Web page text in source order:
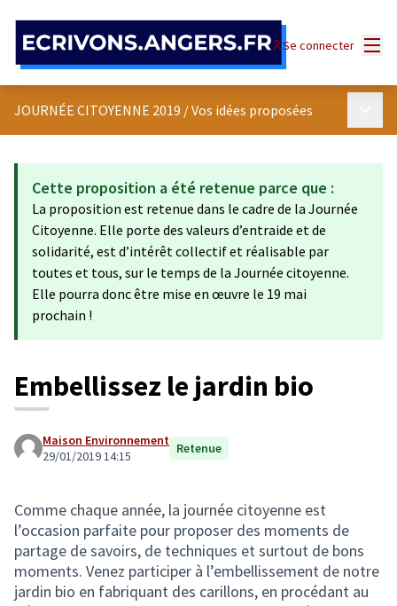
Se connecter
JOURNÉE CITOYENNE 2019 /Vos idées proposées
Cette proposition a été retenue parce que :
La proposition est retenue dans le cadre de la Journée
Citoyenne. Elle porte des valeurs d’entraide et de
solidarité, est d’intérêt collectif et réalisable par
toutes et tous, sur le temps de la Journée citoyenne.
Elle pourra donc être mise en œuvre le 19 mai
prochain !
Embellissez le jardin bio
Maison Environnement
29/01/2019 14:15
Retenue
Comme chaque année, la journée citoyenne est
l’occasion parfaite pour proposer des moments de
partage de savoirs, de techniques et surtout de bons
moments. Venez participer à l’embellissement de notre
jardin bio en fabriquant des carillons, en procédant au